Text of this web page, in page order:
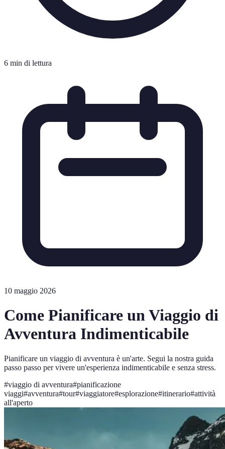
6 min di lettura
10 maggio 2026
Come Pianificare un Viaggio di
Avventura Indimenticabile
Pianificare un viaggio di avventura è un'arte. Segui la nostra guida
passo passo per vivere un'esperienza indimenticabile e senza stress.
#viaggio di avventura#pianificazione
viaggi#avventura#tour#viaggiatore#esplorazione#itinerario#attività
all'aperto